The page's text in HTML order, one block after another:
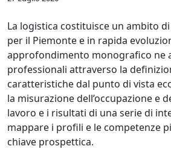
La logistica costituisce un ambito
per il Piemonte e in rapida
approfondimento monografico ne
professionali attraverso la
caratteristiche dal punto di vista
la misurazione dell’occupazione e
lavoro e i risultati di una serie di
mappare i profili e le competenze
chiave prospettica.